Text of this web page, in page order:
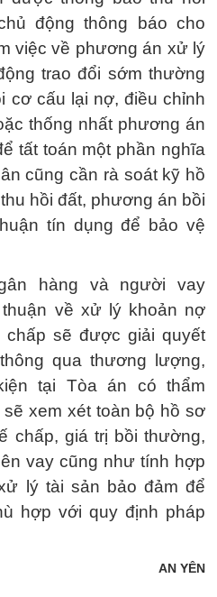
động thông báo cho
việc về phương án xử lý
trao đổi sớm thường
cơ cấu lại nợ, điều chỉnh
thống nhất phương án
tất toán một phần nghĩa
cũng cần rà soát kỹ hồ
hồi đất, phương án bồi
tín dụng để bảo vệ
hàng và người vay
về xử lý khoản nợ
chấp sẽ được giải quyết
qua thương lượng,
tại Tòa án có thẩm
xem xét toàn bộ hồ sơ
chấp, giá trị bồi thường,
vay cũng như tính hợp
lý tài sản bảo đảm để
hợp với quy định pháp
AN YÊN